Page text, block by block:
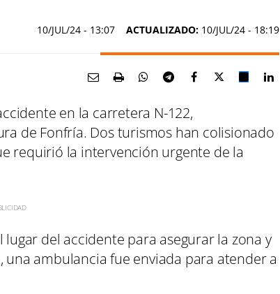
10/JUL/24 - 13:07 ACTUALIZADO: 10/JUL/24 - 18:19
en la carretera N-122,
de Fonfría. Dos turismos han colisionado
requirió la intervención urgente de la
del accidente para asegurar la zona y
ambulancia fue enviada para atender a